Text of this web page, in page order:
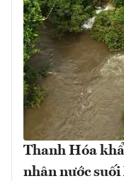
Thanh Hóa
nhân nước